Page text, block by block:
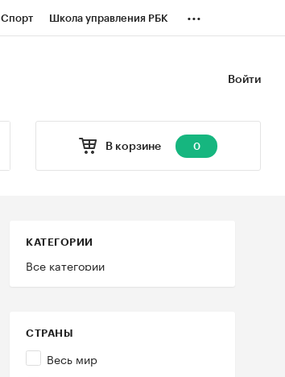
Спорт Школа управления РБК ...
Войти
В корзине 0
КАТЕГОРИИ
Все категории
СТРАНЫ
Весь мир